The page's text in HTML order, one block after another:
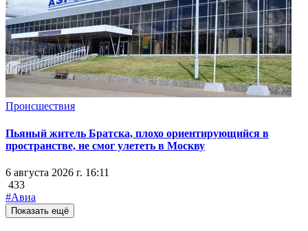
Происшествия
Пьяный житель Братска, плохо ориентирующийся в
пространстве, не смог улететь в Москву
6 августа 2026 г. 16:11
433
#Авиа
Показать ещё